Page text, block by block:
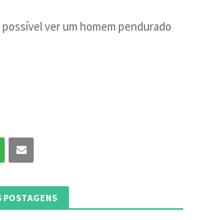
ver um homem pendurado
POSTAGENS